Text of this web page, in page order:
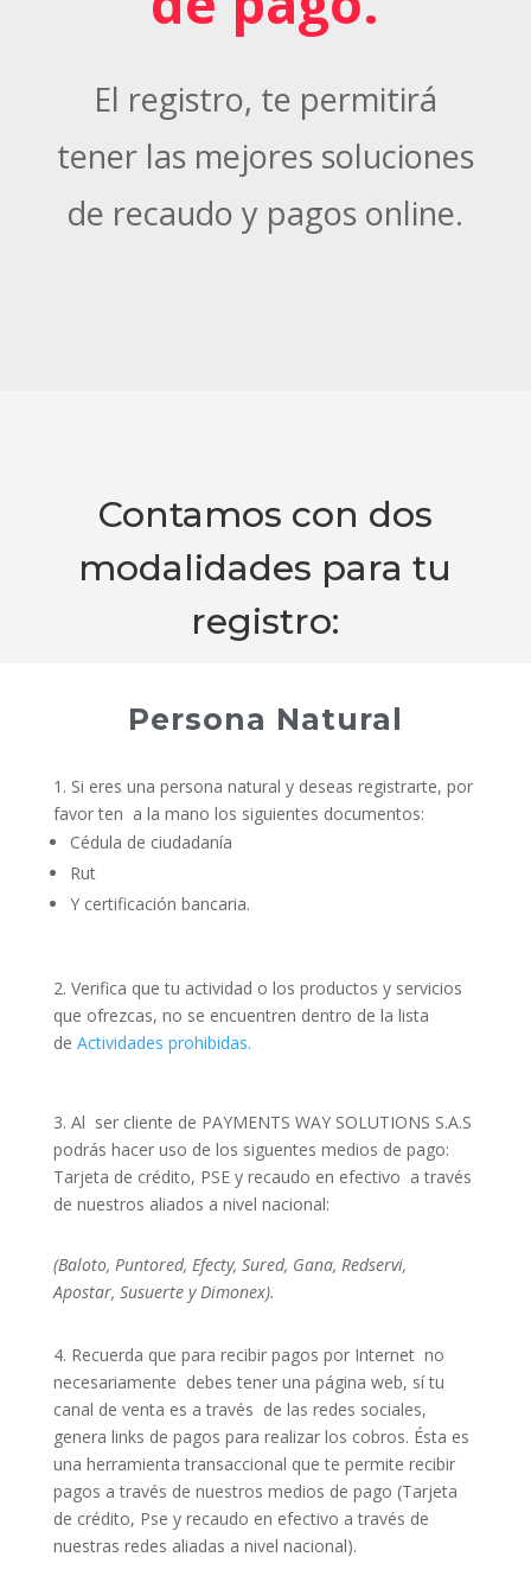
El registro, te permitirá
tener las mejores soluciones
de recaudo y pagos online.
Contamos con dos
modalidades para tu
registro:
Persona Natural
1. Si eres una persona natural y deseas registrarte, por
favor ten a la mano los siguientes documentos:
Cédula de ciudadanía
Rut
Y certificación bancaria.
2. Verifica que tu actividad o los productos y servicios
que ofrezcas, no se encuentren dentro de la lista
de Actividades prohibidas.
3. Al ser cliente de PAYMENTS WAY SOLUTIONS S.A.S
podrás hacer uso de los siguentes medios de pago:
Tarjeta de crédito, PSE y recaudo en efectivo a través
de nuestros aliados a nivel nacional:
(Baloto, Puntored, Efecty, Sured, Gana, Redservi,
Apostar, Susuerte y Dimonex).
4. Recuerda que para recibir pagos por Internet no
necesariamente debes tener una página web, sí tu
canal de venta es a través de las redes sociales,
genera links de pagos para realizar los cobros. Ésta es
una herramienta transaccional que te permite recibir
pagos a través de nuestros medios de pago (Tarjeta
de crédito, Pse y recaudo en efectivo a través de
nuestras redes aliadas a nivel nacional).